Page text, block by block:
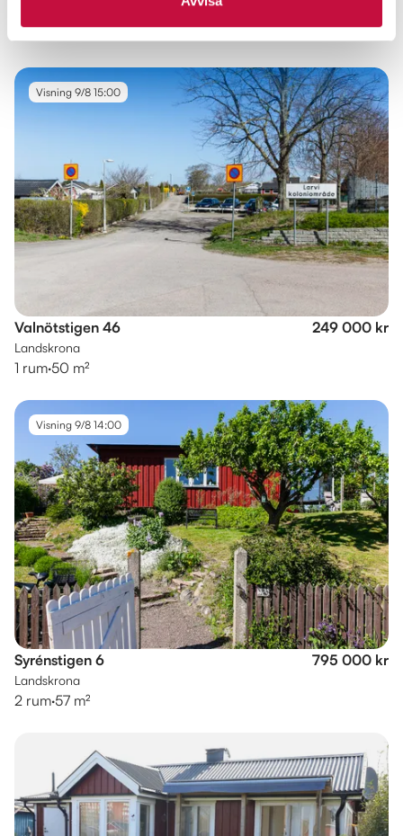
Visning 9/8 15:00
Valnötstigen 46 249 000 kr
Landskrona
1 rum·50 m²
Visning 9/8 14:00
Syrénstigen 6 795 000 kr
Landskrona
2 rum·57 m²